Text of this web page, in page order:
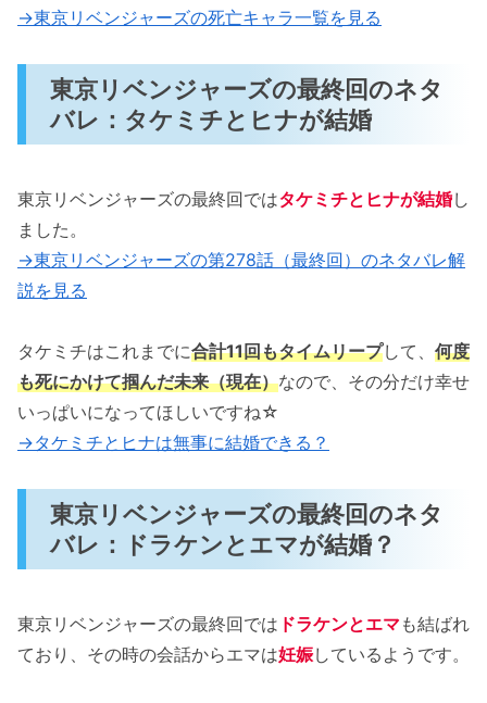
→東京リベンジャーズの死亡キャラ一覧を見る
東京リベンジャーズの最終回のネタ
バレ：タケミチとヒナが結婚
東京リベンジャーズの最終回ではタケミチとヒナが結婚し
ました。
→東京リベンジャーズの第278話（最終回）のネタバレ解
説を見る
タケミチはこれまでに合計11回もタイムリープして、 何度
も死にかけて掴んだ未来（現在）なので、その分だけ幸せ
いっぱいになってほしいですね☆
→タケミチとヒナは無事に結婚できる？
東京リベンジャーズの最終回のネタ
バレ：ドラケンとエマが結婚？
東京リベンジャーズの最終回では ドラケンとエマ も結ばれ
ており、その時の会話からエマは妊娠しているようです。